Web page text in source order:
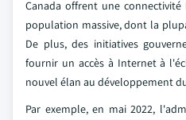
Canada offrent une
population massive, dont la
De plus, des initiatives
fournir un accès à Internet à
nouvel élan au développement
Par exemple, en mai 2022,